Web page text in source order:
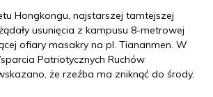
Hongkongu, najstarszej tamtejszej
usunięcia z kampusu 8-metrowej
ofiary masakry na pl. Tiananmen. W
Patriotycznych Ruchów
że rzeźba ma zniknąć do środy.